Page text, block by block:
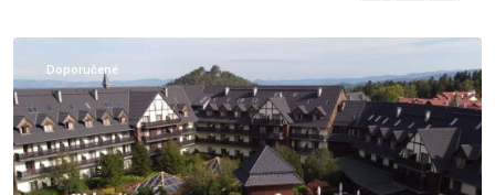
Doporučené